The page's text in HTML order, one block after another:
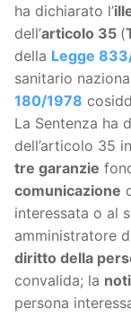
ha dichiarato l’
dell’articolo 35 (
della Legge
sanitario
180/1978
La Sentenza ha
dell’articolo 35
tre garanzie
comunicazione
interessata o al
amministratore
diritto della
convalida; la
persona